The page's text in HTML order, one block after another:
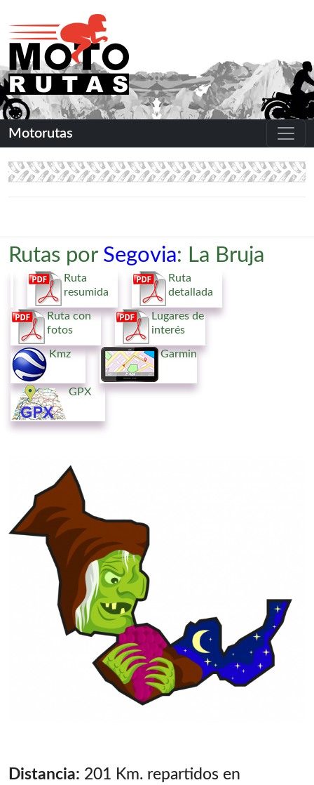
Motorutas
Rutas por Segovia: La Bruja
Ruta
resumida
Ruta
detallada
Ruta con
fotos
Lugares de
interés
Kmz Garmin
GPX
Distancia: 201 Km. repartidos en